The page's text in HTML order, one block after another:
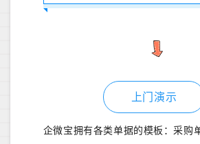
上门演示
企微宝拥有各类单据的模板：采购